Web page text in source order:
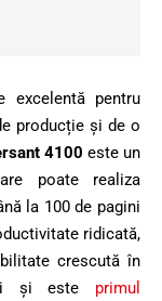
excelentă pentru
producție și de o
4100 este un
poate realiza
la 100 de pagini
ridicată,
crescută în
şi este primul